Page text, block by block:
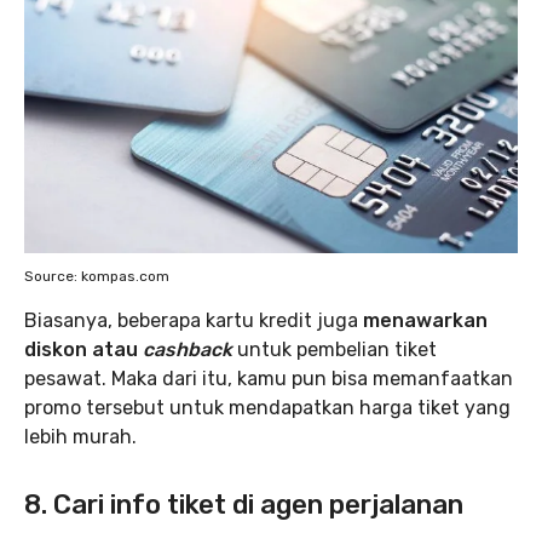
Source: kompas.com
Biasanya, beberapa kartu kredit juga menawarkan
diskon atau cashbackuntuk pembelian tiket
pesawat. Maka dari itu, kamu pun bisa memanfaatkan
promo tersebut untuk mendapatkan harga tiket yang
lebih murah.
8. Cari info tiket di agen perjalanan